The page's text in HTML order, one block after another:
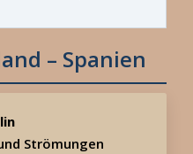
– Spanien
Strömungen